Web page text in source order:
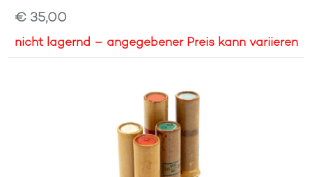
€ 35,00
nicht lagernd – angegebener Preis kann variieren